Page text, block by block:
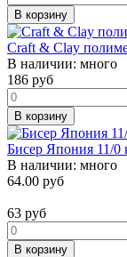
В корзину
Craft & Clay
В наличии: много
186 руб
В корзину
Бисер Япония 11/0
В наличии: много
64.00 руб
63 руб
В корзину